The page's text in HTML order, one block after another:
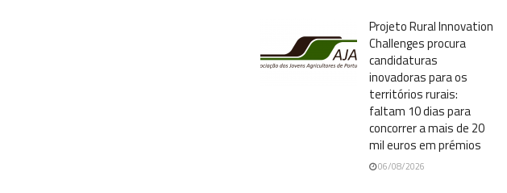
Projeto Rural Innovation
Challenges procura
candidaturas
inovadoras para os
territórios rurais:
faltam 10 dias para
concorrer a mais de 20
mil euros em prémios
06/08/2026